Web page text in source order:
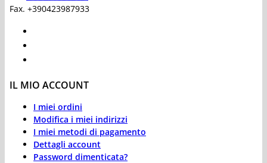
Fax. +390423987933
IL MIO ACCOUNT
I miei ordini
Modifica i miei indirizzi
I miei metodi di pagamento
Dettagli account
Password dimenticata?